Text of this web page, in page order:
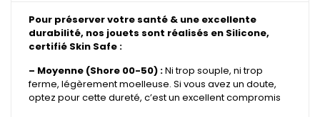
Pour préserver votre santé & une excellente
durabilité, nos jouets sont réalisés en Silicone,
certifié Skin Safe :
– Moyenne (Shore 00-50) :Ni trop souple, ni trop
ferme, légèrement moelleuse. Si vous avez un doute,
optez pour cette dureté, c’est un excellent compromis